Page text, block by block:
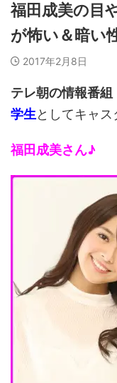
福田成美の目
が怖い＆暗い
2017年2月8日
テレ朝の情報番組
学生としてキャ
福田成美さん♪